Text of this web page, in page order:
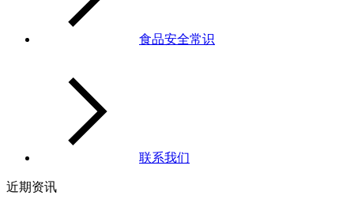
食品安全常识
联系我们
近期资讯